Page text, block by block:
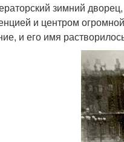
зимний
и центром
и его имя